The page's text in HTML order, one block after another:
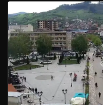
A
p
p
b
o
o
k